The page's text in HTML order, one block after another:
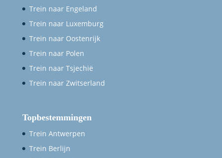
Trein naar Engeland
Trein naar Luxemburg
Trein naar Oostenrijk
Trein naar Polen
Trein naar Tsjechië
Trein naar Zwitserland
Topbestemmingen
Trein Antwerpen
Trein Berlijn